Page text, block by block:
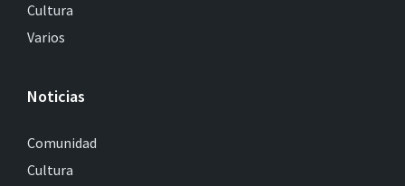
Cultura
Varios
Noticias
Comunidad
Cultura